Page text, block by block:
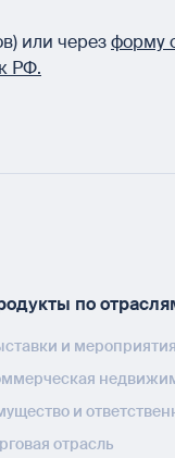
или черезформу
РФ.
по
и мероприятия
и
отрасль